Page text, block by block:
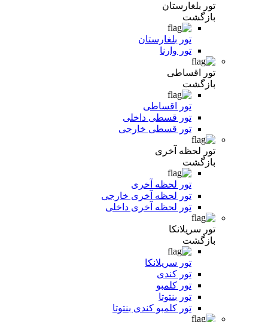
تور بلغارستان
بازگشت
تور بلغارستان
تور وارنا
تور اقساطی
بازگشت
تور اقساطی
تور قسطی داخلی
تور قسطی خارجی
تور لحظه آخری
بازگشت
تور لحظه آخری
تور لحظه آخری خارجی
تور لحظه آخری داخلی
تور سریلانکا
بازگشت
تور سریلانکا
تور کندی
تور کلمبو
تور بنتوتا
تور کلمبو کندی بنتوتا